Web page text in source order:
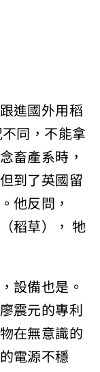
進國外用稻
同，不能拿
畜產系時，
到了英國留
他反問，
稻草）， 牠
設備也是。
震元的專利
在無意識的
電源不穩